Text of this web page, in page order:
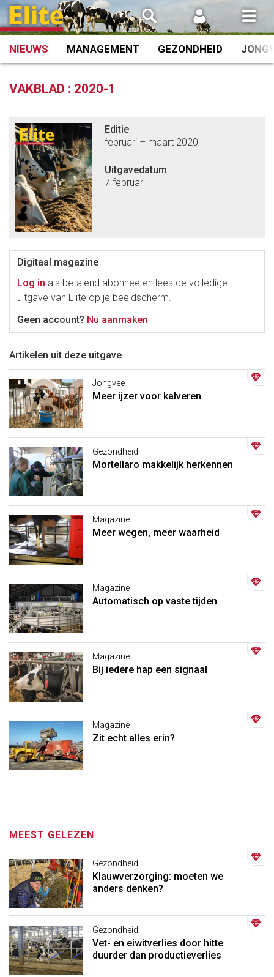
Spring
naar
inhoud
NIEUWS MANAGEMENT GEZONDHEID
VAKBLAD : 2020-1
Editie
februari – maart 2020
Uitgavedatum
7 februari
Digitaal magazine
Log in als betalend abonnee en lees de volledige
uitgave van Elite op je beeldscherm.
Geen account? Nu aanmaken
Artikelen uit deze uitgave
Jongvee
Meer ijzer voor kalveren
Gezondheid
Mortellaro makkelijk herkennen
Magazine
Meer wegen, meer waarheid
Magazine
Automatisch op vaste tijden
Magazine
Bij iedere hap een signaal
Magazine
Zit echt alles erin?
MEEST GELEZEN
Gezondheid
Klauwverzorging: moeten we
anders denken?
Gezondheid
Vet- en eiwitverlies door hitte
duurder dan productieverlies